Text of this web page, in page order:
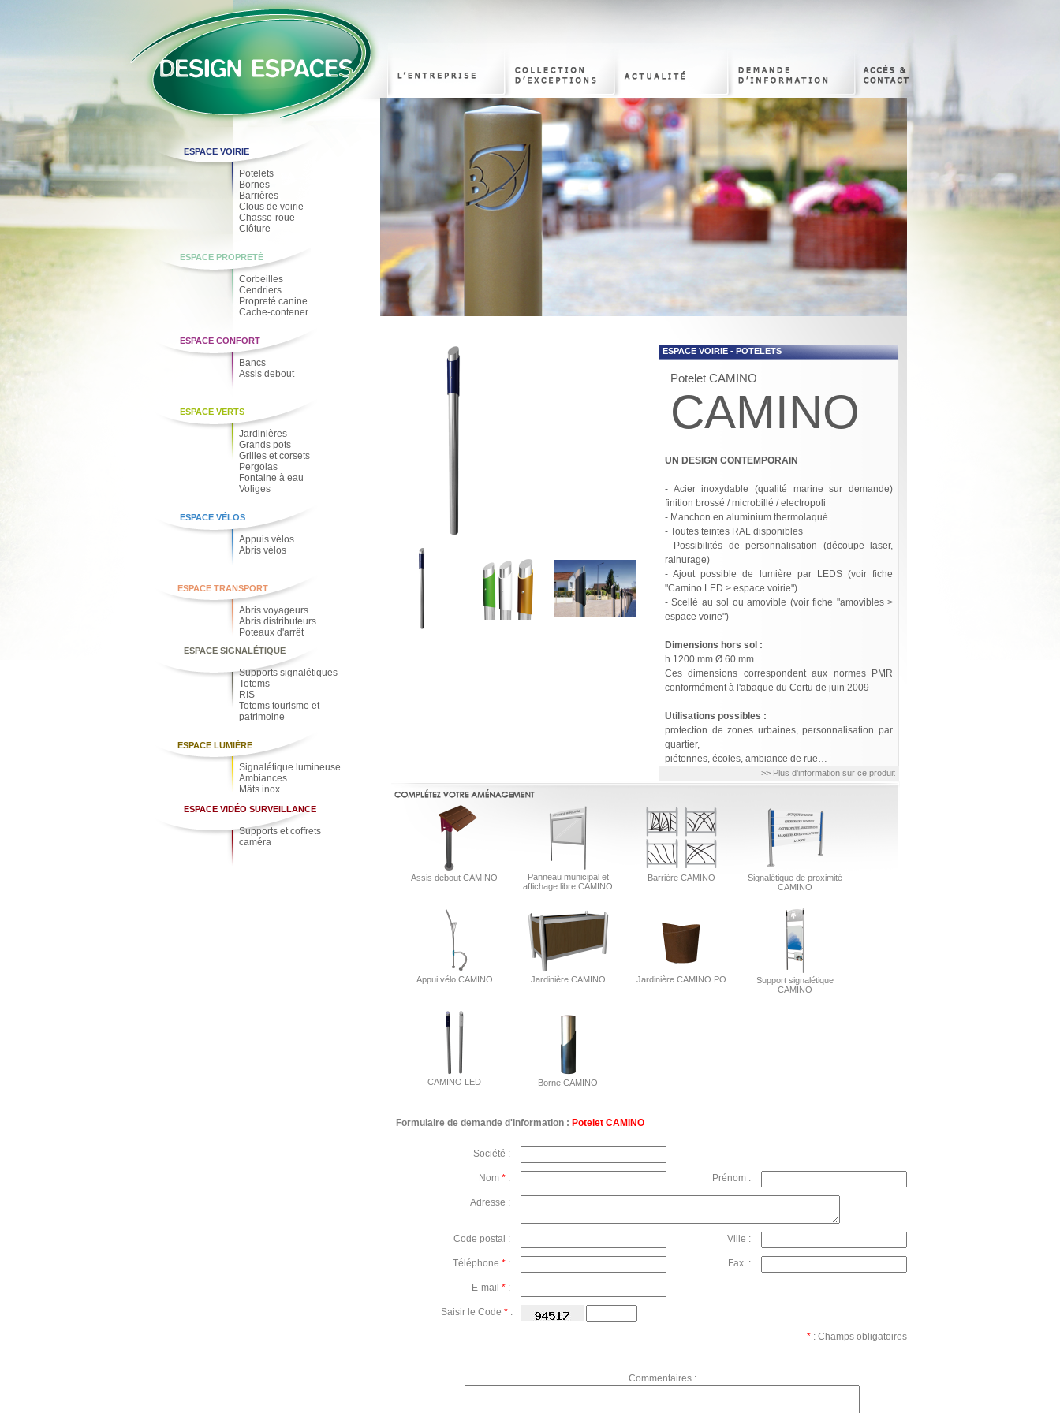
ESPACE VOIRIE
Potelets
Bornes
Barrières
Clous de voirie
Chasse-roue
Clôture
ESPACE PROPRETÉ
Corbeilles
Cendriers
Propreté canine
Cache-contener
ESPACE CONFORT
Bancs
Assis debout
ESPACE VERTS
Jardinières
Grands pots
Grilles et corsets
Pergolas
Fontaine à eau
Voliges
ESPACE VÉLOS
Appuis vélos
Abris vélos
ESPACE TRANSPORT
Abris voyageurs
Abris distributeurs
Poteaux d'arrêt
ESPACE SIGNALÉTIQUE
Supports signalétiques
Totems
RIS
Totems tourisme et
patrimoine
ESPACE LUMIÈRE
Signalétique lumineuse
Ambiances
Mâts inox
ESPACE VIDÉO SURVEILLANCE
Supports et coffrets
caméra
ESPACE VOIRIE - POTELETS
Potelet CAMINO
CAMINO
UN DESIGN CONTEMPORAIN
- Acier inoxydable (qualité marine sur demande)
finition brossé / microbillé / electropoli
- Manchon en aluminium thermolaqué
- Toutes teintes RAL disponibles
- Possibilités de personnalisation (découpe laser,
rainurage)
- Ajout possible de lumière par LEDS (voir fiche
"Camino LED > espace voirie")
- Scellé au sol ou amovible (voir fiche "amovibles >
espace voirie")
Dimensions hors sol :
h 1200 mm Ø 60 mm
Ces dimensions correspondent aux normes PMR
conformément à l'abaque du Certu de juin 2009
Utilisations possibles :
protection de zones urbaines, personnalisation par
quartier,
piétonnes, écoles, ambiance de rue…
>> Plus d'information sur ce produit
Assis debout CAMINO
Panneau municipal et
affichage libre CAMINO
Barrière CAMINO
Signalétique de proximité
CAMINO
Appui vélo CAMINO Jardinière CAMINO Jardinière CAMINO PÖ
Support signalétique
CAMINO
CAMINO LED Borne CAMINO
Formulaire de demande d'information : Potelet CAMINO
Société :
Nom *: Prénom :
Adresse :
Code postal : Ville :
Téléphone *: Fax :
E-mail *:
Saisir le Code *:
*: Champs obligatoires
Commentaires :